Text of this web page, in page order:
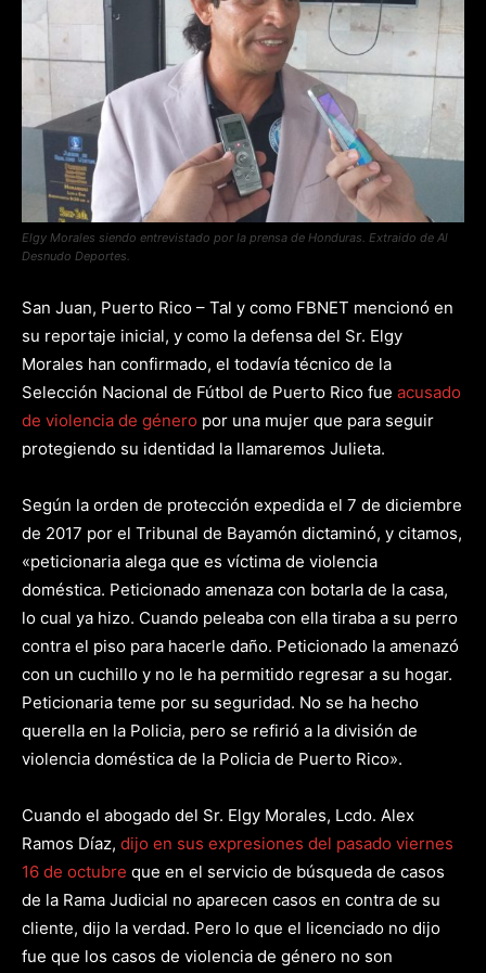
Elgy Morales siendo entrevistado por la prensa de Honduras. Extraido de Al
Desnudo Deportes.
San Juan, Puerto Rico – Tal y como FBNET mencionó en
su reportaje inicial, y como la defensa del Sr. Elgy
Morales han confirmado, el todavía técnico de la
Selección Nacional de Fútbol de Puerto Rico fue acusado
de violencia de género por una mujer que para seguir
protegiendo su identidad la llamaremos Julieta.
Según la orden de protección expedida el 7 de diciembre
de 2017 por el Tribunal de Bayamón dictaminó, y citamos,
«peticionaria alega que es víctima de violencia
doméstica. Peticionado amenaza con botarla de la casa,
lo cual ya hizo. Cuando peleaba con ella tiraba a su perro
contra el piso para hacerle daño. Peticionado la amenazó
con un cuchillo y no le ha permitido regresar a su hogar.
Peticionaria teme por su seguridad. No se ha hecho
querella en la Policia, pero se refirió a la división de
violencia doméstica de la Policia de Puerto Rico».
Cuando el abogado del Sr. Elgy Morales, Lcdo. Alex
Ramos Díaz, dijo en sus expresiones del pasado viernes
16 de octubre que en el servicio de búsqueda de casos
de la Rama Judicial no aparecen casos en contra de su
cliente, dijo la verdad. Pero lo que el licenciado no dijo
fue que los casos de violencia de género no son